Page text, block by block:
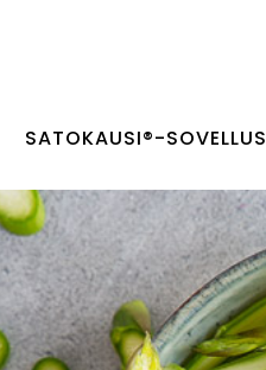
SATOKAUSI®-SOVELLUS